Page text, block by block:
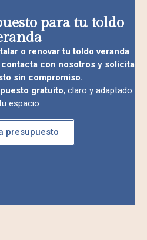
para tu toldo
o renovar tu toldo veranda
contacta con nosotros y solicita
sin compromiso.
gratuito, claro y adaptado
espacio
presupuesto